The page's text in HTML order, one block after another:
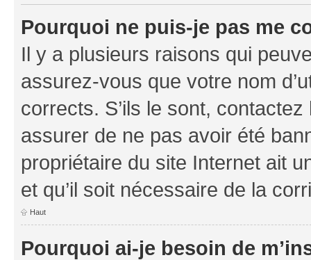
Pourquoi ne puis-je pas me
Il y a plusieurs raisons qui
assurez-vous que votre nom
corrects. S’ils le sont,
assurer de ne pas avoir été
propriétaire du site Internet ait
et qu’il soit nécessaire de la
Haut
Pourquoi ai-je besoin de